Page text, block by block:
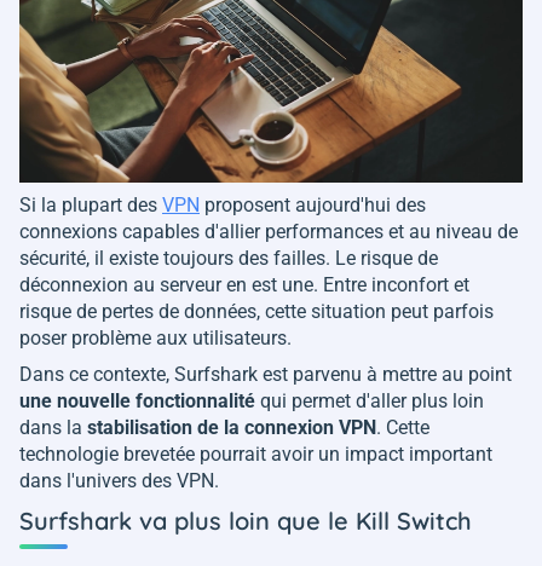
Si la plupart des VPN proposent aujourd'hui des
connexions capables d'allier performances et au niveau de
sécurité, il existe toujours des failles. Le risque de
déconnexion au serveur en est une. Entre inconfort et
risque de pertes de données, cette situation peut parfois
poser problème aux utilisateurs.
Dans ce contexte, Surfshark est parvenu à mettre au point
une nouvelle fonctionnalité qui permet d'aller plus loin
dans la stabilisation de la connexion VPN. Cette
technologie brevetée pourrait avoir un impact important
dans l'univers des VPN.
Surfshark va plus loin que le Kill Switch